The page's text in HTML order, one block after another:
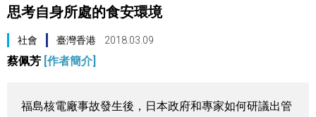
日本指南
視覺日本
臺灣香港
思考自身所處的食安環境
社會 臺灣香港 2018.03.09
蔡佩芳 [作者簡介]
福島核電廠事故發生後，日本政府和專家如何研議出管